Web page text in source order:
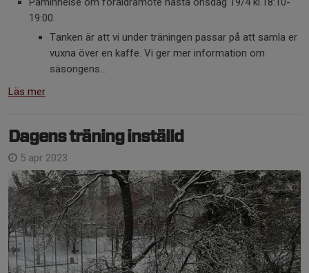
19:00.
Tanken är att vi under träningen passar på att samla er
vuxna över en kaffe. Vi ger mer information om
säsongens...
Läs mer
Dagens träning inställd
5 apr 2023